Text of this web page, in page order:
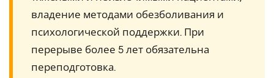
владение методами обезболивания и
психологической поддержки. При
перерыве более 5 лет обязательна
переподготовка.